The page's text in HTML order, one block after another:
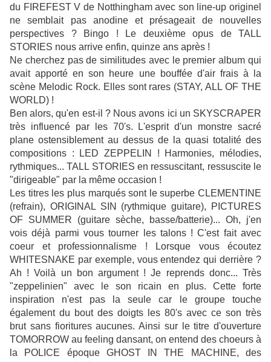
du FIREFEST V de Notthingham avec son line-up originel
ne semblait pas anodine et présageait de nouvelles
perspectives ? Bingo ! Le deuxième opus de TALL
STORIES nous arrive enfin, quinze ans après !
Ne cherchez pas de similitudes avec le premier album qui
avait apporté en son heure une bouffée d'air frais à la
scène Melodic Rock. Elles sont rares (STAY, ALL OF THE
WORLD) !
Ben alors, qu'en est-il ? Nous avons ici un SKYSCRAPER
très influencé par les 70's. L'esprit d'un monstre sacré
plane ostensiblement au dessus de la quasi totalité des
compositions : LED ZEPPELIN ! Harmonies, mélodies,
rythmiques... TALL STORIES en ressuscitant, ressuscite le
"dirigeable" par la même occasion !
Les titres les plus marqués sont le superbe CLEMENTINE
(refrain), ORIGINAL SIN (rythmique guitare), PICTURES
OF SUMMER (guitare sèche, basse/batterie)... Oh, j'en
vois déjà parmi vous tourner les talons ! C'est fait avec
coeur et professionnalisme ! Lorsque vous écoutez
WHITESNAKE par exemple, vous entendez qui derrière ?
Ah ! Voilà un bon argument ! Je reprends donc... Très
"zeppelinien" avec le son ricain en plus. Cette forte
inspiration n'est pas la seule car le groupe touche
également du bout des doigts les 80's avec ce son très
brut sans fioritures aucunes. Ainsi sur le titre d'ouverture
TOMORROW au feeling dansant, on entend des choeurs à
la POLICE époque GHOST IN THE MACHINE, des